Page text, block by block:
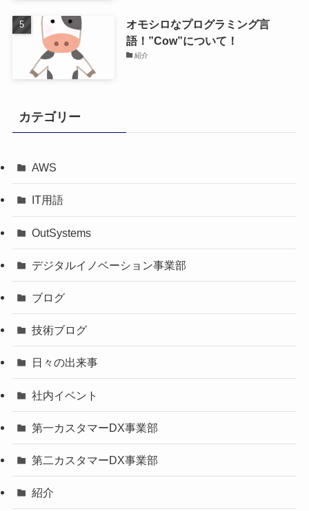
オモシロなプログラミング言
語！”Cow”について！
紹介
カテゴリー
AWS
IT用語
OutSystems
デジタルイノベーション事業部
ブログ
技術ブログ
日々の出来事
社内イベント
第一カスタマーDX事業部
第二カスタマーDX事業部
紹介